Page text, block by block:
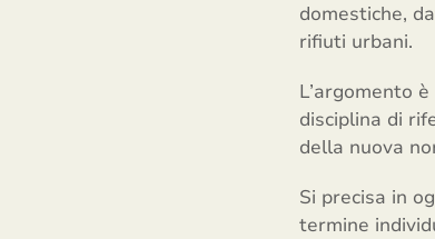
domestiche,
rifiuti urbani.
L’argomento
disciplina di
della nuova
Si precisa in
termine